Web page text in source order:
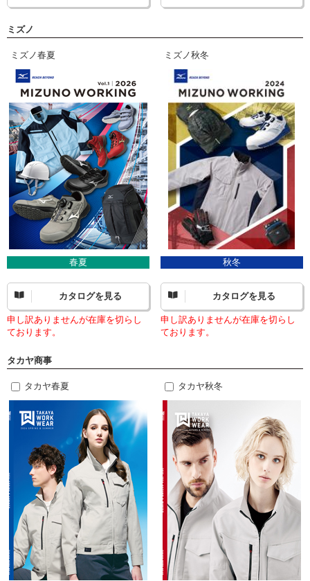
ミズノ
ミズノ春夏
春夏
カタログを見る
申し訳ありませんが在庫を切らし
ております。
ミズノ秋冬
秋冬
カタログを見る
申し訳ありませんが在庫を切らし
ております。
タカヤ商事
タカヤ春夏 タカヤ秋冬